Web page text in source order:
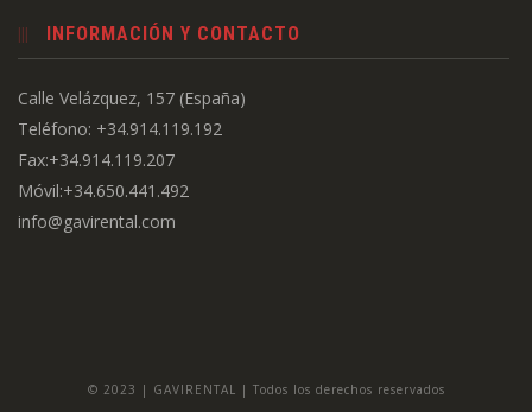
INFORMACIÓN Y CONTACTO
Calle Velázquez, 157 (España)
Teléfono: +34.914.119.192
Fax:+34.914.119.207
Móvil:+34.650.441.492
info@gavirental.com
© 2023 | GAVIRENTAL | Todos los derechos reservados